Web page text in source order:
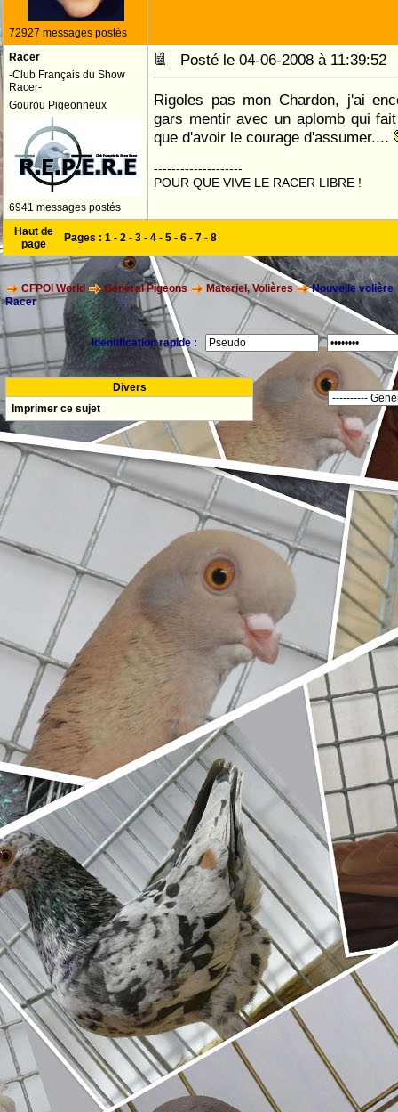
72927 messages postés
Racer
-Club Français du Show
Racer-
Gourou Pigeonneux
6941 messages postés
Posté le 04-06-2008 à
Rigoles pas mon Chardon, j'ai
gars mentir avec un aplomb qui
que d'avoir le courage d'assumer....
--------------------
POUR QUE VIVE LE RACER LIBRE !
Haut de
page
Pages : 1 - 2 - 3 - 4 - 5 - 6 - 7 - 8
CFPOI World Général Pigeons Materiel, Volières
Nouvelle volière
Racer
Identification rapide :
Divers
Imprimer ce sujet